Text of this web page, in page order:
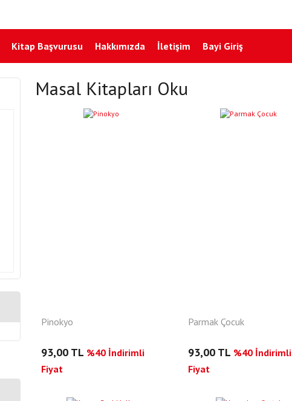
Kitap Başvurusu Hakkımızda İletişim Bayi Giriş
Masal Kitapları Oku
Pinokyo
93,00 TL %40 İndirimli
Fiyat
Parmak Çocuk
93,00 TL %40 İndirimli
Fiyat